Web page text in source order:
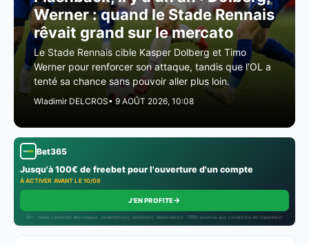
Werner : quand le Stade Rennais
rêvait grand sur le mercato
Le Stade Rennais cible Kasper Dolberg et Timo
Werner pour renforcer son attaque, tandis que l’OL a
tenté sa chance sans pouvoir aller plus loin.
Wladimir DELCROS• 9 AOÛT 2026, 10:08
Bet365
Jusqu'à 100€ de freebet pour l'ouverture d'un compte
À ACTIVER AVANT LE 10/08
J'EN PROFITE→
18+ · Jouer comporte des risques : endettement, isolement, dépendance · Offre soumise aux conditions de l’opérateur.